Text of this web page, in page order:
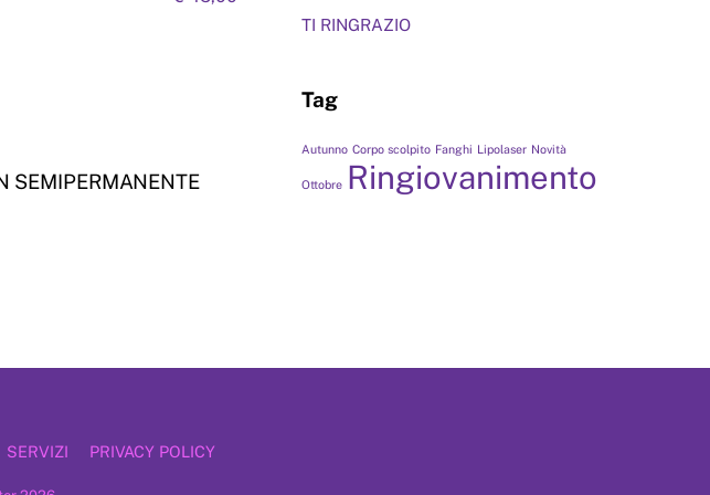
SEMIPERMANENTE
TI RINGRAZIO
Tag
Autunno Corpo scolpito Fanghi Lipolaser Novità
Ottobre Ringiovanimento
SERVIZI PRIVACY POLICY